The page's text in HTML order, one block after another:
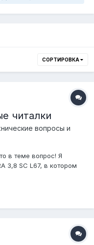
СОРТИРОВКА
читалки
вопросы и
в теме вопрос! Я
3,8 SC L67, в котором
между OBD-I и OBD-II и
Никогда не